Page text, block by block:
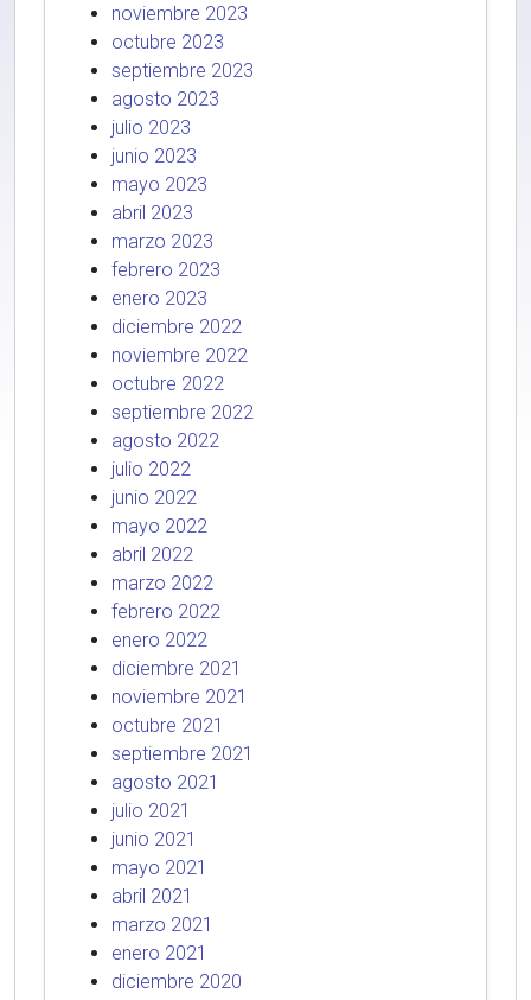
noviembre 2023
octubre 2023
septiembre 2023
agosto 2023
julio 2023
junio 2023
mayo 2023
abril 2023
marzo 2023
febrero 2023
enero 2023
diciembre 2022
noviembre 2022
octubre 2022
septiembre 2022
agosto 2022
julio 2022
junio 2022
mayo 2022
abril 2022
marzo 2022
febrero 2022
enero 2022
diciembre 2021
noviembre 2021
octubre 2021
septiembre 2021
agosto 2021
julio 2021
junio 2021
mayo 2021
abril 2021
marzo 2021
enero 2021
diciembre 2020